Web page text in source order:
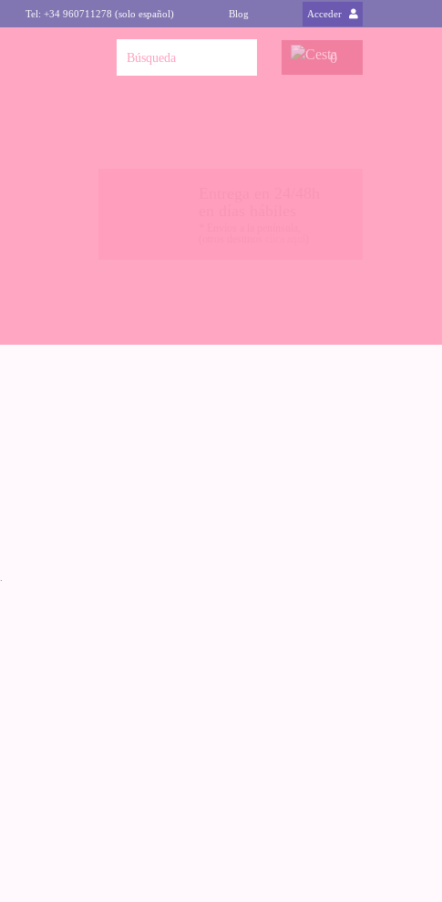
Tel: +34 960711278 (solo español) Blog Acceder
0